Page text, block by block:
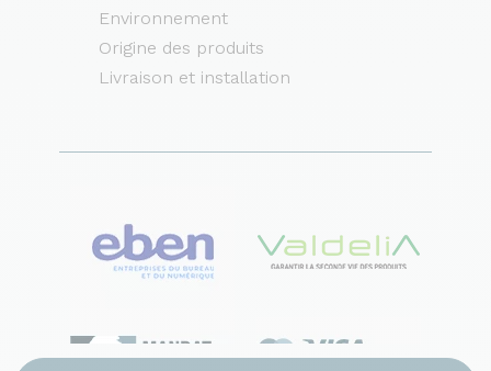
Environnement
Origine des produits
Livraison et installation